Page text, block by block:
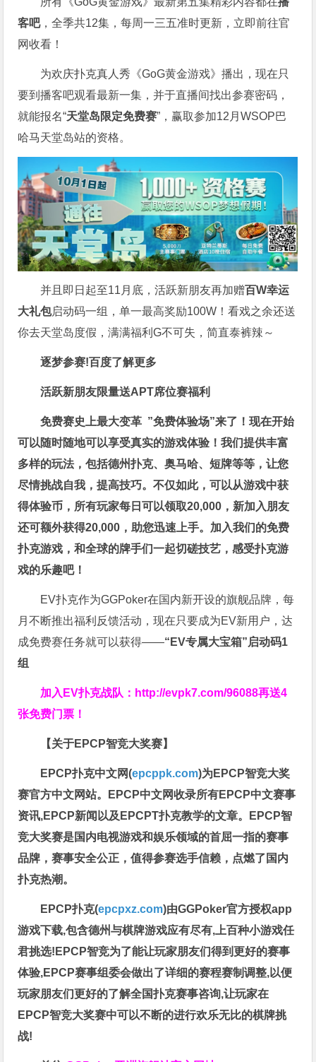
客吧，全季共12集，每周一三五准时更新，立即前往官
网收看！
为欢庆扑克真人秀《GoG黄金游戏》播出，现在只
要到播客吧观看最新一集，并于直播间找出参赛密码，
就能报名“天堂岛限定免费赛”，赢取参加12月WSOP巴
哈马天堂岛站的资格。
并且即日起至11月底，活跃新朋友再加赠百W幸运
大礼包启动码一组，单一最高奖励100W！看戏之余还送
你去天堂岛度假，满满福利G不可失，简直泰裤辣～
逐梦参赛!百度了解更多
活跃新朋友限量送APT席位赛福利
免费赛史上最大变革 ”免费体验场”来了！现在开始
可以随时随地可以享受真实的游戏体验！我们提供丰富
多样的玩法，包括德州扑克、奥马哈、短牌等等，让您
尽情挑战自我，提高技巧。不仅如此，可以从游戏中获
得体验币，所有玩家每日可以领取20,000，新加入朋友
还可额外获得20,000，助您迅速上手。 加入我们的免费
扑克游戏，和全球的牌手们一起切磋技艺，感受扑克游
戏的乐趣吧！
EV扑克作为GGPoker在国内新开设的旗舰品牌，每
月不断推出福利反馈活动，现在只要成为EV新用户，达
成免费赛任务就可以获得——“EV专属大宝箱”启动码1
组
加入EV扑克战队： http://evpk7.com/96088再送4
张免费门票！
【关于EPCP智竞大奖赛】
EPCP扑克中文网(epcppk.com)为EPCP智竞大奖
赛官方中文网站。EPCP中文网收录所有EPCP中文赛事
资讯,EPCP新闻以及EPCPT扑克教学的文章。EPCP智
竞大奖赛是国内电视游戏和娱乐领域的首屈一指的赛事
品牌，赛事安全公正，值得参赛选手信赖，点燃了国内
扑克热潮。
EPCP扑克(epcpxz.com)由GGPoker官方授权app
游戏下载,包含德州与棋牌游戏应有尽有,上百种小游戏任
君挑选!EPCP智竞为了能让玩家朋友们得到更好的赛事
体验,EPCP赛事组委会做出了详细的赛程赛制调整,以便
玩家朋友们更好的了解全国扑克赛事咨询,让玩家在
EPCP智竞大奖赛中可以不断的进行欢乐无比的棋牌挑
战!